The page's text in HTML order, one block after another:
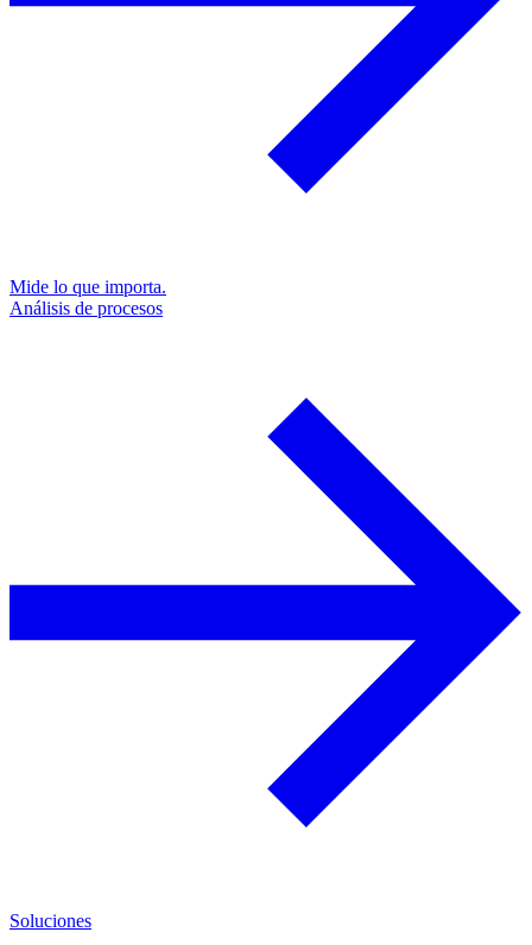
Mide lo que importa.
Análisis de procesos
Soluciones